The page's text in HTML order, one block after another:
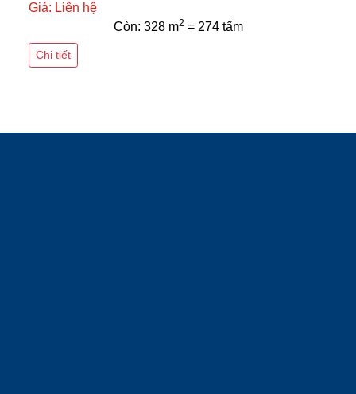
Giá: Liên hệ
Còn: 328 m2 = 274 tấm
Chi tiết